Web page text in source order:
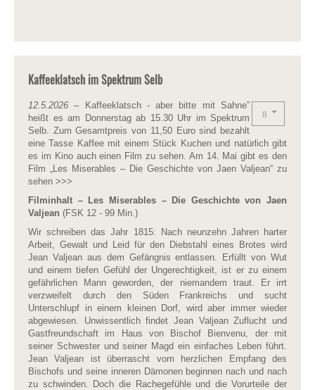
Kaffeeklatsch im Spektrum Selb
12.5.2026 – Kaffeeklatsch - aber bitte mit Sahne”
heißt es am Donnerstag ab 15.30 Uhr im Spektrum
Selb. Zum Gesamtpreis von 11,50 Euro sind bezahlt
eine Tasse Kaffee mit einem Stück Kuchen und natürlich gibt
es im Kino auch einen Film zu sehen. Am 14. Mai gibt es den
Film „Les Miserables – Die Geschichte von Jaen Valjean“ zu
sehen >>>
Filminhalt – Les Miserables – Die Geschichte von Jaen
Valjean (FSK 12 - 99 Min.)
Wir schreiben das Jahr 1815: Nach neunzehn Jahren harter
Arbeit, Gewalt und Leid für den Diebstahl eines Brotes wird
Jean Valjean aus dem Gefängnis entlassen. Erfüllt von Wut
und einem tiefen Gefühl der Ungerechtigkeit, ist er zu einem
gefährlichen Mann geworden, der niemandem traut. Er irrt
verzweifelt durch den Süden Frankreichs und sucht
Unterschlupf in einem kleinen Dorf, wird aber immer wieder
abgewiesen. Unwissentlich findet Jean Valjean Zuflucht und
Gastfreundschaft im Haus von Bischof Bienvenu, der mit
seiner Schwester und seiner Magd ein einfaches Leben führt.
Jean Valjean ist überrascht vom herzlichen Empfang des
Bischofs und seine inneren Dämonen beginnen nach und nach
zu schwinden. Doch die Rachegefühle und die Vorurteile der